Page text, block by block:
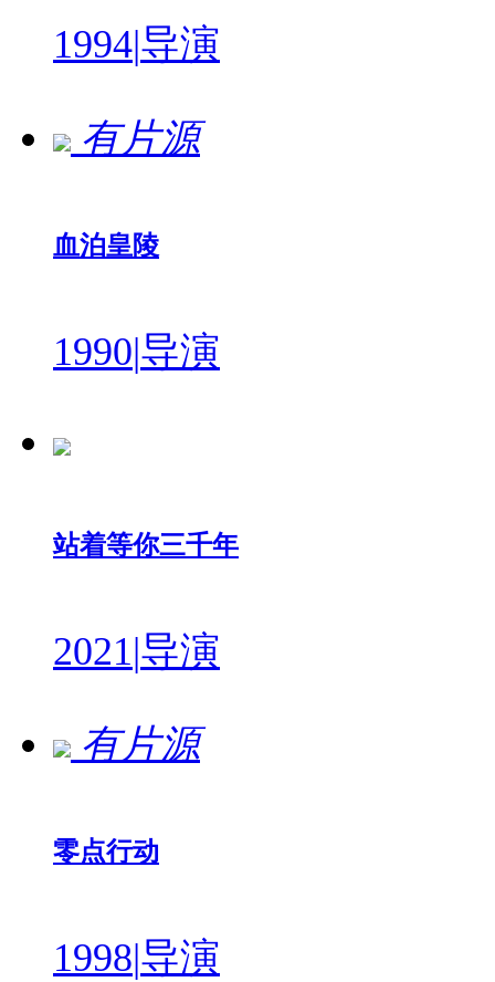
1994|导演
有片源
血泊皇陵
1990|导演
站着等你三千年
2021|导演
有片源
零点行动
1998|导演